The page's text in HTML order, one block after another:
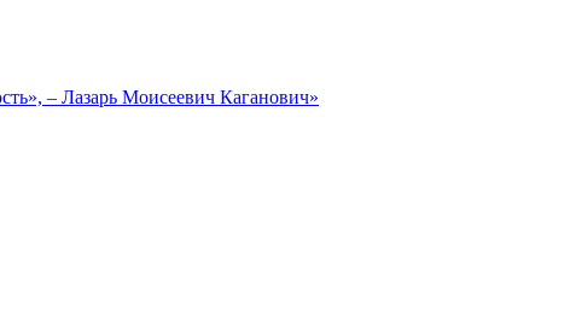
– Лазарь Моисеевич Каганович»